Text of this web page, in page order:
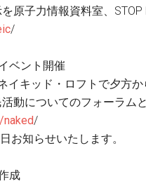
原子力情報資料室、STOP
/
ベント開催
キッド・ロフトで夕方か
動についてのフォーラム
naked/
知らせいたします。
成